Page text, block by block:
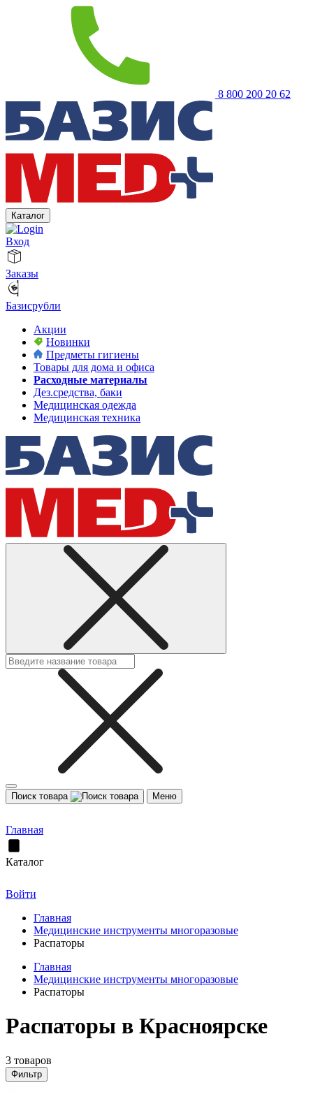
8 800 200 20 62
Каталог
Вход
Заказы
Базисрубли
Акции
Новинки
Предметы гигиены
Товары для дома и офиса
Расходные материалы
Дез.средства, баки
Медицинская одежда
Медицинская техника
Поиск товара Меню
Главная
Каталог
Войти
Главная
Медицинские инструменты многоразовые
Распаторы
Главная
Медицинские инструменты многоразовые
Распаторы
Распаторы в Красноярске
3 товаров
Фильтр